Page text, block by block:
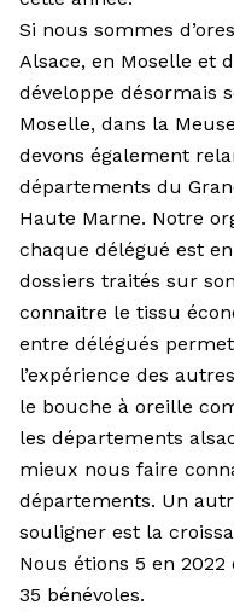
Si nous sommes
Alsace, en Moselle et
développe désormais
Moselle, dans la
de­vons également
départements du
Haute Marne. Notre
chaque délégué est
dossiers traités sur
connaitre le tissu
entre délégués
l’expérience des
le bouche à oreille
les départements
mieux nous faire
départements. Un
souligner est la
Nous étions 5 en
35 bénévoles.